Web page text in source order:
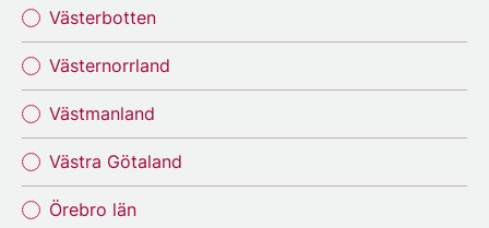
Västerbotten
Västernorrland
Västmanland
Västra Götaland
Örebro län